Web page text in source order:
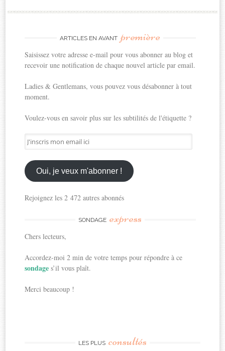
ARTICLES EN AVANT première
Saisissez votre adresse e-mail pour vous abonner au blog et
recevoir une notification de chaque nouvel article par email.
Ladies & Gentlemans, vous pouvez vous désabonner à tout
moment.
Voulez-vous en savoir plus sur les subtilités de l'étiquette ?
J'inscris
mon
email
ici
Oui, je veux m'abonner !
Rejoignez les 2 472 autres abonnés
SONDAGE express
Chers lecteurs,
Accordez-moi 2 min de votre temps pour répondre à ce
sondages’il vous plaît.
Merci beaucoup !
LES PLUS consultés